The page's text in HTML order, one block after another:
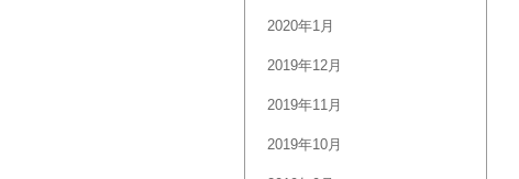
2020年1月
2019年12月
2019年11月
2019年10月